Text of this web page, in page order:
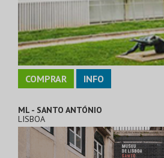
COMPRAR INFO
ML - SANTO ANTÓNIO
LISBOA